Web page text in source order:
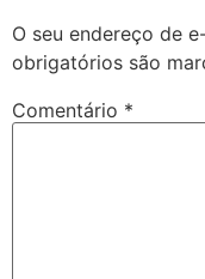
O seu endereço de
obrigatórios são
Comentário *